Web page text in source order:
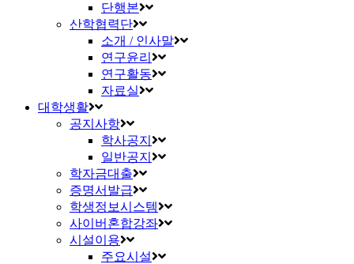
단행본
산학협력단
소개 / 인사말
연구윤리
연구활동
자료실
대학생활
공지사항
학사공지
일반공지
학자금대출
증명서발급
학생정보시스템
사이버혼합강좌
시설이용
주요시설